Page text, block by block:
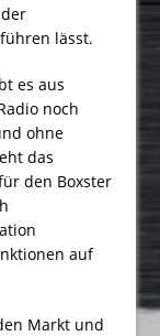
lässt.
es aus
noch
ohne
das
den Boxster
auf
Markt und